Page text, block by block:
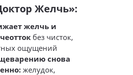
Желчь»:
желчь и
без чисток,
ощущений
снова
желудок,